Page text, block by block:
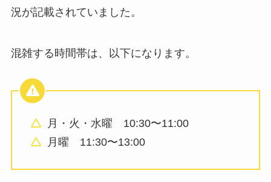
況が記載されていました。
混雑する時間帯は、以下になります。
月・火・水曜 10:30〜11:00
月曜 11:30〜13:00